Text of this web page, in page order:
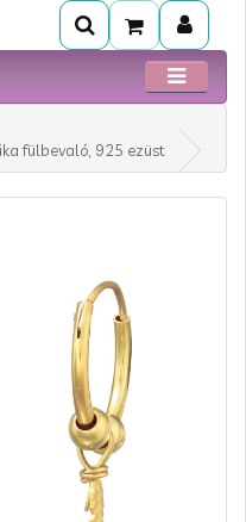
fülbevaló, 925 ezüst